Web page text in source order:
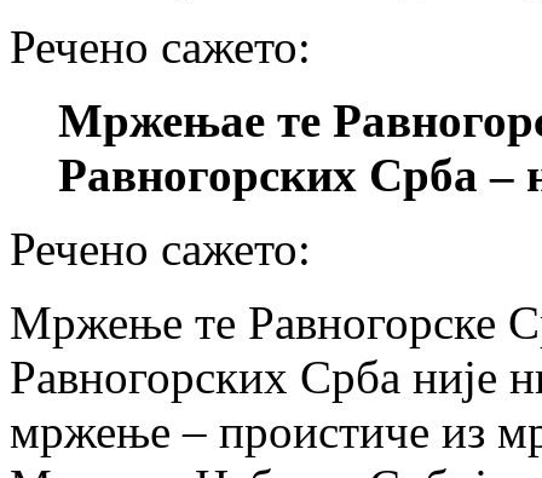
Речено сажето:
Mржењае те
Равногорских Срба –
Речено сажето:
Мржење те Равногорске
Равногорских Срба није
мржење – проистиче из